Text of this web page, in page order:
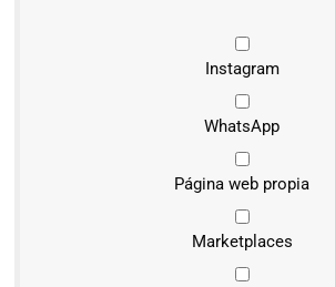
Instagram
WhatsApp
Página web propia
Marketplaces